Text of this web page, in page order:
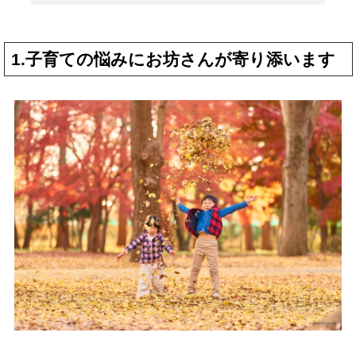
1.子育ての悩みにお坊さんが寄り添います